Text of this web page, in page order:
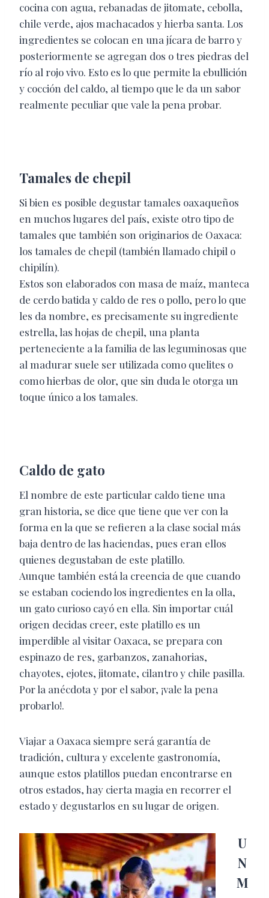
cocina con agua, rebanadas de jitomate, cebolla,
chile verde, ajos machacados y hierba santa. Los
ingredientes se colocan en una jícara de barro y
posteriormente se agregan dos o tres piedras del
río al rojo vivo. Esto es lo que permite la ebullición
y cocción del caldo, al tiempo que le da un sabor
realmente peculiar que vale la pena probar.
Tamales de chepil
Si bien es posible degustar tamales oaxaqueños
en muchos lugares del país, existe otro tipo de
tamales que también son originarios de Oaxaca:
los tamales de chepil (también llamado chipil o
chipilín).
Estos son elaborados con masa de maíz, manteca
de cerdo batida y caldo de res o pollo, pero lo que
les da nombre, es precisamente su ingrediente
estrella, las hojas de chepil, una planta
perteneciente a la familia de las leguminosas que
al madurar suele ser utilizada como quelites o
como hierbas de olor, que sin duda le otorga un
toque único a los tamales.
Caldo de gato
El nombre de este particular caldo tiene una
gran historia, se dice que tiene que ver con la
forma en la que se refieren a la clase social más
baja dentro de las haciendas, pues eran ellos
quienes degustaban de este platillo.
Aunque también está la creencia de que cuando
se estaban cociendo los ingredientes en la olla,
un gato curioso cayó en ella. Sin importar cuál
origen decidas creer, este platillo es un
imperdible al visitar Oaxaca, se prepara con
espinazo de res, garbanzos, zanahorias,
chayotes, ejotes, jitomate, cilantro y chile pasilla.
Por la anécdota y por el sabor, ¡vale la pena
probarlo!.
Viajar a Oaxaca siempre será garantía de
tradición, cultura y excelente gastronomía,
aunque estos platillos puedan encontrarse en
otros estados, hay cierta magia en recorrer el
estado y degustarlos en su lugar de origen.
U
N
M